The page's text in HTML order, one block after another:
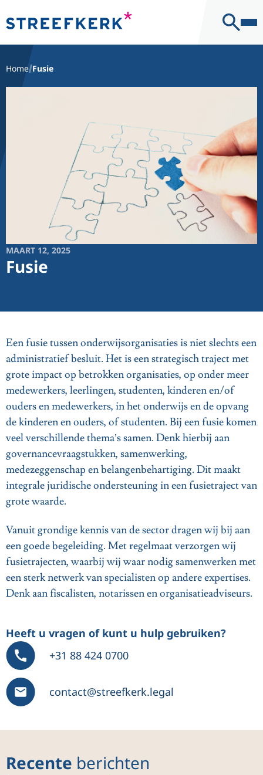
Contact
Home Fusie
MAART 12, 2025
Fusie
Een fusie tussen onderwijsorganisaties is niet slechts een
administratief besluit. Het is een strategisch traject met
grote impact op betrokken organisaties, op onder meer
medewerkers, leerlingen, studenten, kinderen en/of
ouders en medewerkers, in het onderwijs en de opvang
de kinderen en ouders, of studenten. Bij een fusie komen
veel verschillende thema’s samen. Denk hierbij aan
governancevraagstukken, samenwerking,
medezeggenschap en belangenbehartiging. Dit maakt
integrale juridische ondersteuning in een fusietraject van
grote waarde.
Vanuit grondige kennis van de sector dragen wij bij aan
een goede begeleiding. Met regelmaat verzorgen wij
fusietrajecten, waarbij wij waar nodig samenwerken met
een sterk netwerk van specialisten op andere expertises.
Denk aan fiscalisten, notarissen en organisatieadviseurs.
Heeft u vragen of kunt u hulp gebruiken?
+31 88 424 0700
contact@streefkerk.legal
Recente berichten